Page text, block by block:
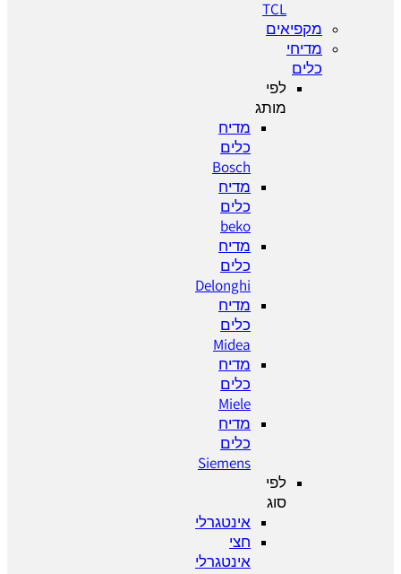
מקפיאים
מדיחי
לפי
מדיח
Bosch
מדיח
מדיח
Delonghi
מדיח
Midea
מדיח
מדיח
Siemens
לפי
אינטגרלי
חצי
אינטגרלי